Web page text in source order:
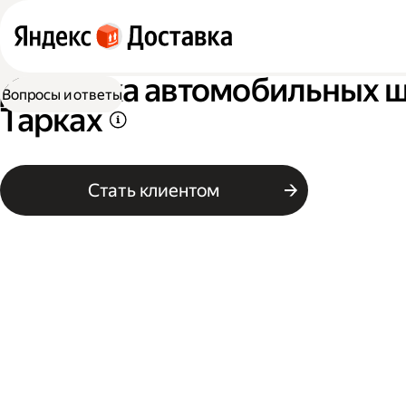
Доставка автомобильных
Тарках
Стать клиентом
Вопросы и ответы